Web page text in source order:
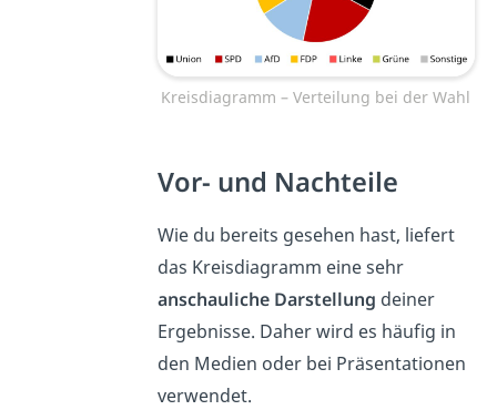
Kreisdiagramm – Verteilung bei der Wahl
Vor- und Nachteile
Wie du bereits gesehen hast, liefert
das Kreisdiagramm eine sehr
anschauliche Darstellung deiner
Ergebnisse. Daher wird es häufig in
den Medien oder bei Präsentationen
verwendet.